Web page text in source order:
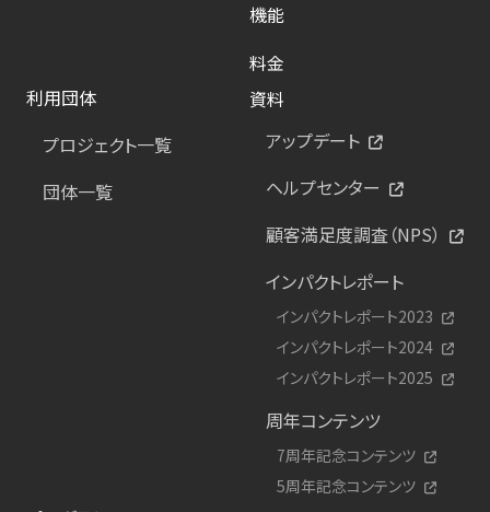
機能
料金
利用団体
プロジェクト一覧
団体一覧
資料
アップデート
ヘルプセンター
顧客満足度調査（NPS）
インパクトレポート
インパクトレポート2023
インパクトレポート2024
インパクトレポート2025
周年コンテンツ
7周年記念コンテンツ
5周年記念コンテンツ